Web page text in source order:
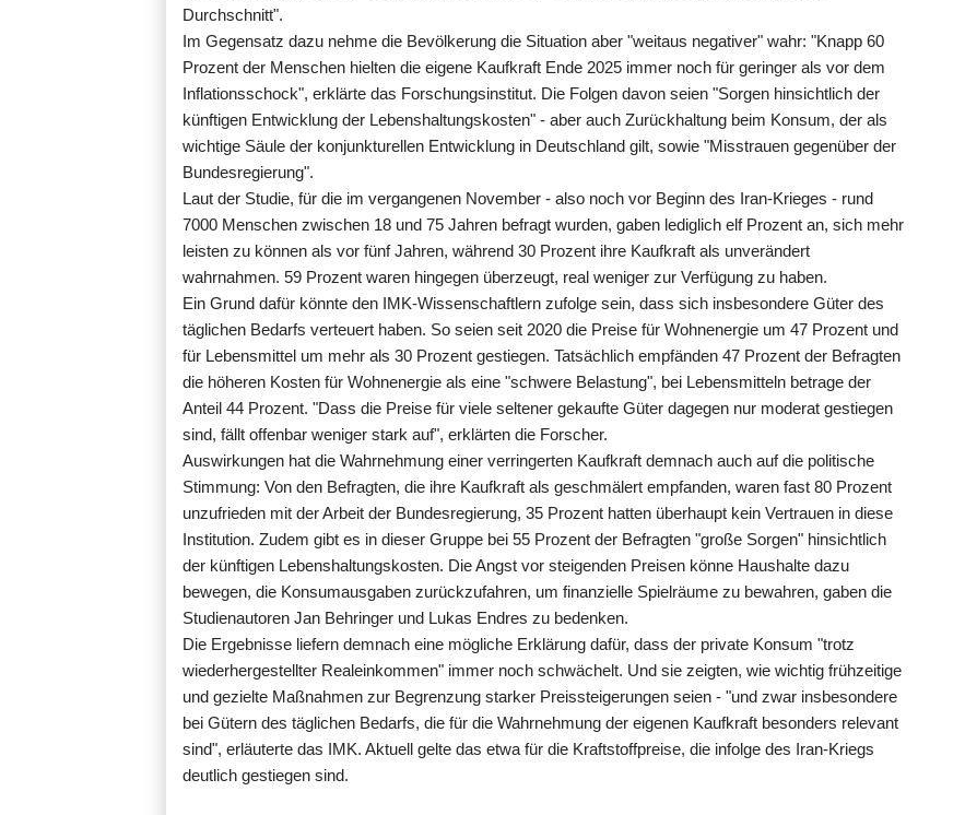
Durchschnitt".
Im Gegensatz dazu nehme die Bevölkerung die Situation aber "weitaus negativer" wahr: "Knapp 60
Prozent der Menschen hielten die eigene Kaufkraft Ende 2025 immer noch für geringer als vor dem
Inflationsschock", erklärte das Forschungsinstitut. Die Folgen davon seien "Sorgen hinsichtlich der
künftigen Entwicklung der Lebenshaltungskosten" - aber auch Zurückhaltung beim Konsum, der als
wichtige Säule der konjunkturellen Entwicklung in Deutschland gilt, sowie "Misstrauen gegenüber der
Bundesregierung".
Laut der Studie, für die im vergangenen November - also noch vor Beginn des Iran-Krieges - rund
7000 Menschen zwischen 18 und 75 Jahren befragt wurden, gaben lediglich elf Prozent an, sich mehr
leisten zu können als vor fünf Jahren, während 30 Prozent ihre Kaufkraft als unverändert
wahrnahmen. 59 Prozent waren hingegen überzeugt, real weniger zur Verfügung zu haben.
Ein Grund dafür könnte den IMK-Wissenschaftlern zufolge sein, dass sich insbesondere Güter des
täglichen Bedarfs verteuert haben. So seien seit 2020 die Preise für Wohnenergie um 47 Prozent und
für Lebensmittel um mehr als 30 Prozent gestiegen. Tatsächlich empfänden 47 Prozent der Befragten
die höheren Kosten für Wohnenergie als eine "schwere Belastung", bei Lebensmitteln betrage der
Anteil 44 Prozent. "Dass die Preise für viele seltener gekaufte Güter dagegen nur moderat gestiegen
sind, fällt offenbar weniger stark auf", erklärten die Forscher.
Auswirkungen hat die Wahrnehmung einer verringerten Kaufkraft demnach auch auf die politische
Stimmung: Von den Befragten, die ihre Kaufkraft als geschmälert empfanden, waren fast 80 Prozent
unzufrieden mit der Arbeit der Bundesregierung, 35 Prozent hatten überhaupt kein Vertrauen in diese
Institution. Zudem gibt es in dieser Gruppe bei 55 Prozent der Befragten "große Sorgen" hinsichtlich
der künftigen Lebenshaltungskosten. Die Angst vor steigenden Preisen könne Haushalte dazu
bewegen, die Konsumausgaben zurückzufahren, um finanzielle Spielräume zu bewahren, gaben die
Studienautoren Jan Behringer und Lukas Endres zu bedenken.
Die Ergebnisse liefern demnach eine mögliche Erklärung dafür, dass der private Konsum "trotz
wiederhergestellter Realeinkommen" immer noch schwächelt. Und sie zeigten, wie wichtig frühzeitige
und gezielte Maßnahmen zur Begrenzung starker Preissteigerungen seien - "und zwar insbesondere
bei Gütern des täglichen Bedarfs, die für die Wahrnehmung der eigenen Kaufkraft besonders relevant
sind", erläuterte das IMK. Aktuell gelte das etwa für die Kraftstoffpreise, die infolge des Iran-Kriegs
deutlich gestiegen sind.